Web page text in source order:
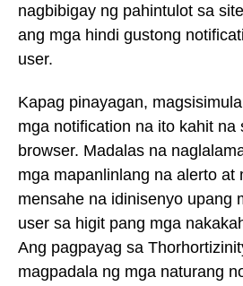
nagbibigay ng pahintulot sa
ang mga hindi gustong
user.
Kapag pinayagan,
mga notification na ito kahit na
browser. Madalas na
mga mapanlinlang na alerto at
mensahe na idinisenyo upang
user sa higit pang mga
Ang pagpayag sa
magpadala ng mga naturang